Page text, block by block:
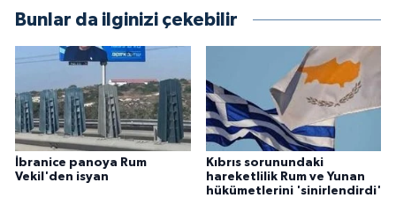
Bunlar da ilginizi çekebilir
İbranice panoya Rum
Vekil'den isyan
Kıbrıs sorunundaki
hareketlilik Rum ve Yunan
hükümetlerini 'sinirlendirdi'